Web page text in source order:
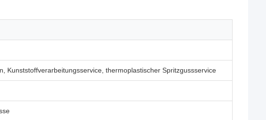
Kunststoffverarbeitungsservice, thermoplastischer Spritzgussservice